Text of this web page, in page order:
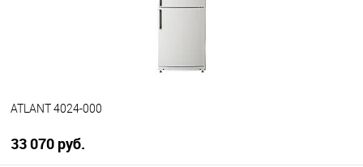
ATLANT 4024-000
33 070 руб.